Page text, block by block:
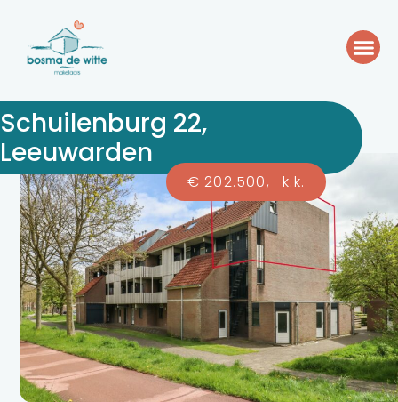
Schuilenburg 22,
Leeuwarden